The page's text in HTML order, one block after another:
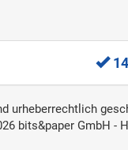
urheberrechtlich
bits&paper GmbH -